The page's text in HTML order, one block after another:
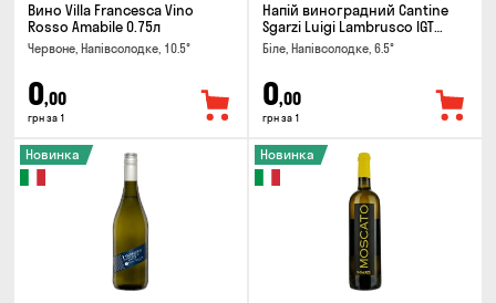
Вино Villa Francesca Vino
Rosso Amabile 0.75л
Червоне, Напівсолодке, 10.5°
0,00
грн за 1
Напій виноградний Cantine
Sgarzi Luigi Lambrusco IGT
Emilia Bianca Frizziante 0.75л
Біле, Напівсолодке, 6.5°
0,00
грн за 1
Новинка Новинка